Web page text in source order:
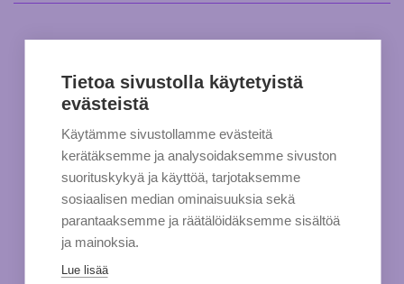
Tietoa sivustolla käytetyistä
evästeistä
Käytämme sivustollamme evästeitä
kerätäksemme ja analysoidaksemme sivuston
suorituskykyä ja käyttöä, tarjotaksemme
sosiaalisen median ominaisuuksia sekä
parantaaksemme ja räätälöidäksemme sisältöä
ja mainoksia.
Lue lisää